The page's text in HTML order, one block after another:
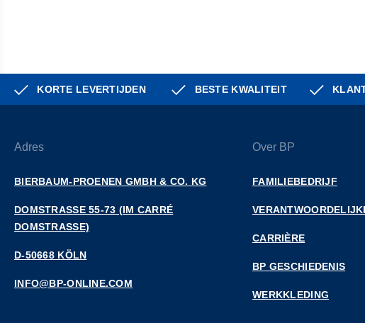
KORTE LEVERTIJDEN BESTE KWALITEIT
Adres
BIERBAUM-PROENEN GMBH & CO. KG
DOMSTRASSE 55-73 (IM CARRÉ D
OMSTRASSE)
D-50668 KÖLN
INFO@BP-ONLINE.COM
Over BP
FAMILIEBEDRIJF
CARRIÈRE
BP GESCHIEDENIS
WERKKLEDING